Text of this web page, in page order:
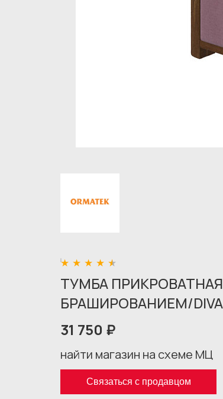
ТУМБА
БРАШИРОВАНИЕМ/
31 750 ₽
найти магазин на схеме МЦ
Связаться с продавцом